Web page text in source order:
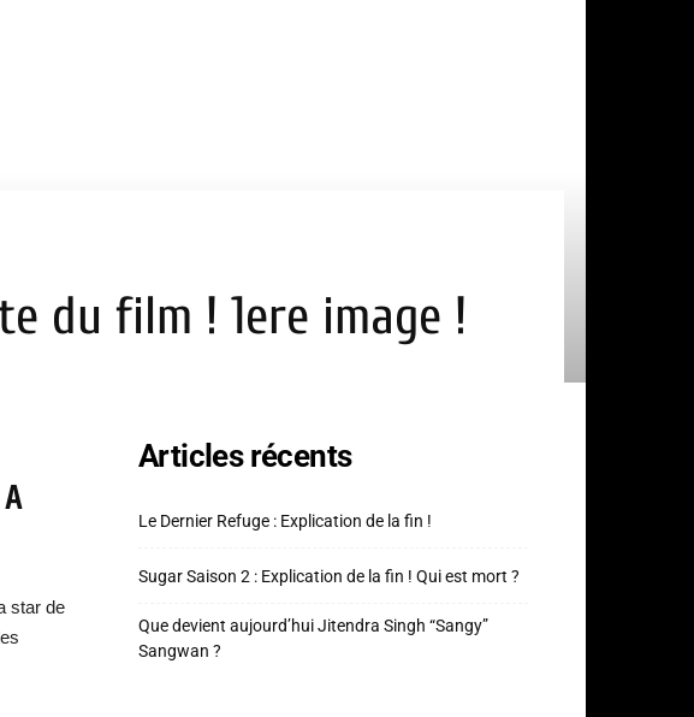
du film ! 1ere image !
star de
Articles récents
Le Dernier Refuge : Explication de la fin !
Sugar Saison 2 : Explication de la fin ! Qui est mort ?
Que devient aujourd’hui Jitendra Singh “Sangy”
Sangwan ?